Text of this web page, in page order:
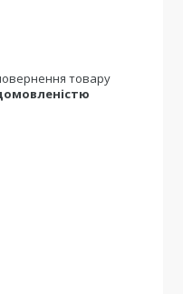
товару